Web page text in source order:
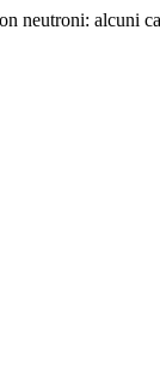
neutroni: alcuni